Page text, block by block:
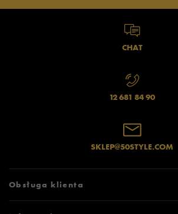
CHAT
12 681 84 90
SKLEP@50STYLE.COM
Obsługa klienta